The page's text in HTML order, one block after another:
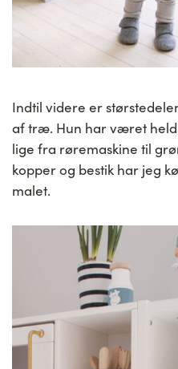
Indtil videre er
af træ. Hun har været
lige fra røremaskine til
kopper og bestik har jeg
malet.